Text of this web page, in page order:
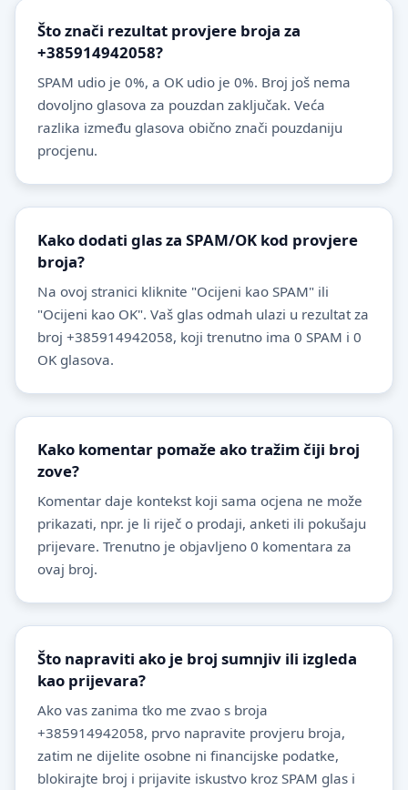
Što znači rezultat provjere broja za
+385914942058?
SPAM udio je 0%, a OK udio je 0%. Broj još nema
dovoljno glasova za pouzdan zaključak. Veća
razlika između glasova obično znači pouzdaniju
procjenu.
Kako dodati glas za SPAM/OK kod provjere
broja?
Na ovoj stranici kliknite "Ocijeni kao SPAM" ili
"Ocijeni kao OK". Vaš glas odmah ulazi u rezultat za
broj +385914942058, koji trenutno ima 0 SPAM i 0
OK glasova.
Kako komentar pomaže ako tražim čiji broj
zove?
Komentar daje kontekst koji sama ocjena ne može
prikazati, npr. je li riječ o prodaji, anketi ili pokušaju
prijevare. Trenutno je objavljeno 0 komentara za
ovaj broj.
Što napraviti ako je broj sumnjiv ili izgleda
kao prijevara?
Ako vas zanima tko me zvao s broja
+385914942058, prvo napravite provjeru broja,
zatim ne dijelite osobne ni financijske podatke,
blokirajte broj i prijavite iskustvo kroz SPAM glas i